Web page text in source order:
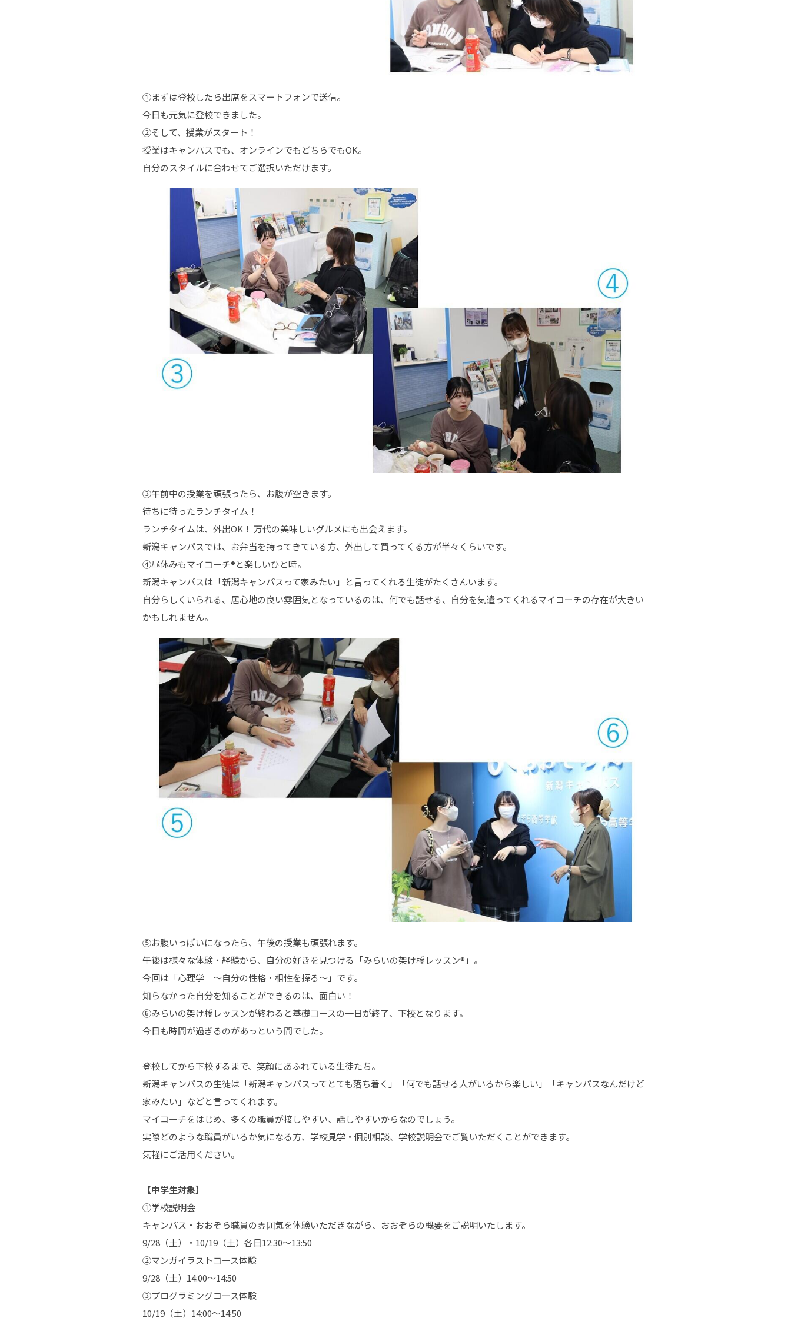
①まずは登校したら出席をスマートフォンで送信。
今日も元気に登校できました。
②そして、授業がスタート！
授業はキャンパスでも、オンラインでもどちらでもOK。
自分のスタイルに合わせてご選択いただけます。
③午前中の授業を頑張ったら、お腹が空きます。
待ちに待ったランチタイム！
ランチタイムは、外出OK！ 万代の美味しいグルメにも出会えます。
新潟キャンパスでは、お弁当を持ってきている方、外出して買ってくる方が半々くらいです。
④昼休みもマイコーチ®と楽しいひと時。
新潟キャンパスは「新潟キャンパスって家みたい」と言ってくれる生徒がたくさんいます。
自分らしくいられる、居心地の良い雰囲気となっているのは、何でも話せる、自分を気遣ってくれるマイコーチの存在が大きい
かもしれません。
⑤お腹いっぱいになったら、午後の授業も頑張れます。
午後は様々な体験・経験から、自分の好きを見つける「みらいの架け橋レッスン®」。
今回は「心理学 ～自分の性格・相性を探る～」です。
知らなかった自分を知ることができるのは、面白い！
⑥みらいの架け橋レッスンが終わると基礎コースの一日が終了、下校となります。
今日も時間が過ぎるのがあっという間でした。
登校してから下校するまで、笑顔にあふれている生徒たち。
新潟キャンパスの生徒は「新潟キャンパスってとても落ち着く」「何でも話せる人がいるから楽しい」「キャンパスなんだけど
家みたい」などと言ってくれます。
マイコーチをはじめ、多くの職員が接しやすい、話しやすいからなのでしょう。
実際どのような職員がいるか気になる方、学校見学・個別相談、学校説明会でご覧いただくことができます。
気軽にご活用ください。
【中学生対象】
①学校説明会
キャンパス・おおぞら職員の雰囲気を体験いただきながら、おおぞらの概要をご説明いたします。
9/28（土）・10/19（土）各日12:30～13:50
②マンガイラストコース体験
9/28（土）14:00～14:50
③プログラミングコース体験
10/19（土）14:00～14:50